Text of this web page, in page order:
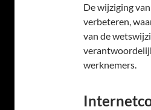
De wijziging
verbeteren,
van de
werknemers.